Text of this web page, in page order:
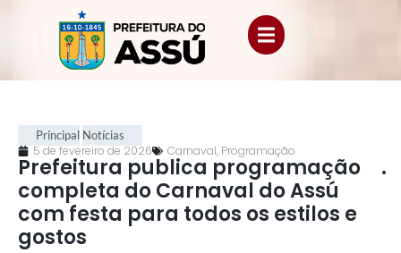
Principal Notícias
5 de fevereiro de 2026 Carnaval, Programação
Prefeitura publica programação
completa do Carnaval do Assú
com festa para todos os estilos e
gostos
.